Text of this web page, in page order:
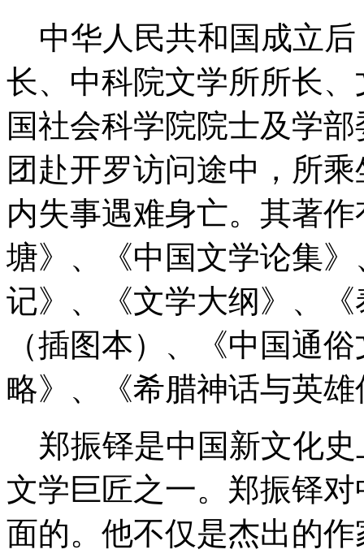
中华人民共和国成立
长、中科院文学所所长
国社会科学院院士及学
团赴开罗访问途中，所
内失事遇难身亡。其著
塘》、《中国文学论集
记》、《文学大纲》、
（插图本）、《中国通
略》、《希腊神话与英
郑振铎是中国新文化
文学巨匠之一。郑振铎
面的。他不仅是杰出的